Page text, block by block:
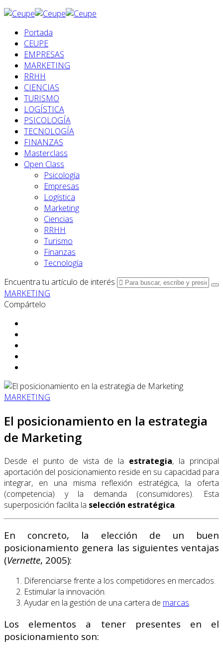
Portada
CEUPE
EMPRESAS
MARKETING
RRHH
CIENCIAS
TURISMO
LOGÍSTICA
PSICOLOGÍA
TECNOLOGÍA
FINANZAS
Masterclass
Open Class
Psicología
Empresas
Logística
Marketing
Ciencias
RRHH
Turismo
Finanzas
Tecnología
Encuentra tu artículo de interés
MARKETING
Compártelo
MARKETING
El posicionamiento en la estrategia
de Marketing
Desde el punto de vista de la estrategia, la principal
aportación del posicionamiento reside en su capacidad para
integrar, en una misma reflexión estratégica, la oferta
(competencia) y la demanda (consumidores). Esta
superposición facilita la selección estratégica.
En concreto, la elección de un buen
posicionamiento genera las siguientes ventajas
(Vernette, 2005):
Diferenciarse frente a los competidores en mercados.
Estimular la innovación.
Ayudar en la gestión de una cartera de marcas.
Los elementos a tener presentes en el
posicionamiento son: